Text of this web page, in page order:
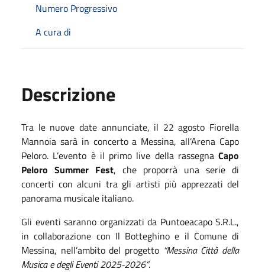
Numero Progressivo
A cura di
Descrizione
Tra le nuove date annunciate, il 22 agosto Fiorella
Mannoia sarà in concerto a Messina, all’Arena Capo
Peloro. L’evento è il primo live della rassegna Capo
Peloro Summer Fest, che proporrà una serie di
concerti con alcuni tra gli artisti più apprezzati del
panorama musicale italiano.
Gli eventi saranno organizzati da Puntoeacapo S.R.L.,
in collaborazione con Il Botteghino e il Comune di
Messina, nell’ambito del progetto “Messina Città della
Musica e degli Eventi 2025-2026”.